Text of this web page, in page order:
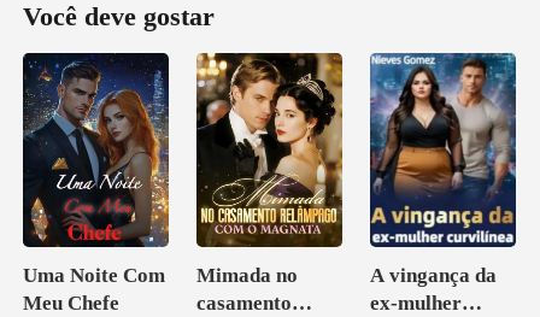
Você deve gostar
Uma Noite Com
Meu Chefe
Mimada no
casamento
A vingança da
ex-mulher